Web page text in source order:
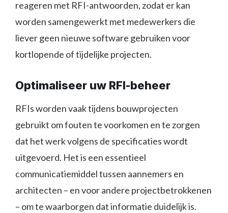
reageren met RFI-antwoorden, zodat er kan
worden samengewerkt met medewerkers die
liever geen nieuwe software gebruiken voor
kortlopende of tijdelijke projecten.
Optimaliseer uw RFI-beheer
RFIs worden vaak tijdens bouwprojecten
gebruikt om fouten te voorkomen en te zorgen
dat het werk volgens de specificaties wordt
uitgevoerd. Het is een essentieel
communicatiemiddel tussen aannemers en
architecten – en voor andere projectbetrokkenen
– om te waarborgen dat informatie duidelijk is.